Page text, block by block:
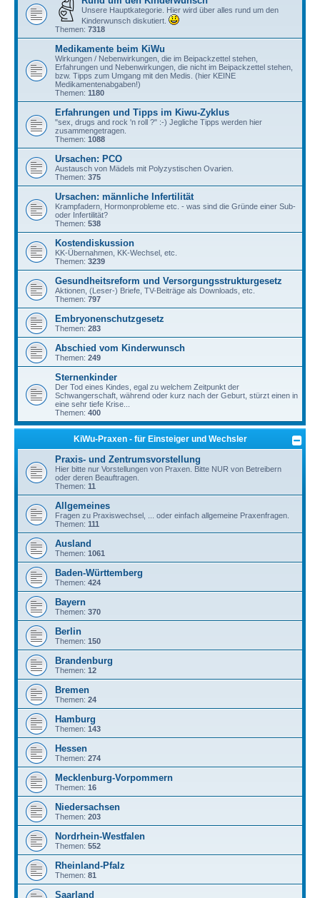
Unsere Hauptkategorie. Hier wird über alles rund um den
Kinderwunsch diskutiert.
Themen: 7318
Medikamente beim KiWu
Wirkungen / Nebenwirkungen, die im Beipackzettel stehen,
Erfahrungen und Nebenwirkungen, die nicht im Beipackzettel stehen,
bzw. Tipps zum Umgang mit den Medis. (hier KEINE
Medikamentenabgaben!)
Themen: 1180
Erfahrungen und Tipps im Kiwu-Zyklus
"sex, drugs and rock 'n roll ?" :-) Jegliche Tipps werden hier
zusammengetragen.
Themen: 1088
Ursachen: PCO
Austausch von Mädels mit Polyzystischen Ovarien.
Themen: 375
Ursachen: männliche Infertilität
Krampfadern, Hormonprobleme etc. - was sind die Gründe einer Sub-
oder Infertilität?
Themen: 538
Kostendiskussion
KK-Übernahmen, KK-Wechsel, etc.
Themen: 3239
Gesundheitsreform und Versorgungsstrukturgesetz
Aktionen, (Leser-) Briefe, TV-Beiträge als Downloads, etc.
Themen: 797
Embryonenschutzgesetz
Themen: 283
Abschied vom Kinderwunsch
Themen: 249
Sternenkinder
Der Tod eines Kindes, egal zu welchem Zeitpunkt der
Schwangerschaft, während oder kurz nach der Geburt, stürzt einen in
eine sehr tiefe Krise...
Themen: 400
KiWu-Praxen - für Einsteiger und Wechsler
Praxis- und Zentrumsvorstellung
Hier bitte nur Vorstellungen von Praxen. Bitte NUR von Betreibern
oder deren Beauftragen.
Themen: 11
Allgemeines
Fragen zu Praxiswechsel, ... oder einfach allgemeine Praxenfragen.
Themen: 111
Ausland
Themen: 1061
Baden-Württemberg
Themen: 424
Bayern
Themen: 370
Berlin
Themen: 150
Brandenburg
Themen: 12
Bremen
Themen: 24
Hamburg
Themen: 143
Hessen
Themen: 274
Mecklenburg-Vorpommern
Themen: 16
Niedersachsen
Themen: 203
Nordrhein-Westfalen
Themen: 552
Rheinland-Pfalz
Themen: 81
Saarland